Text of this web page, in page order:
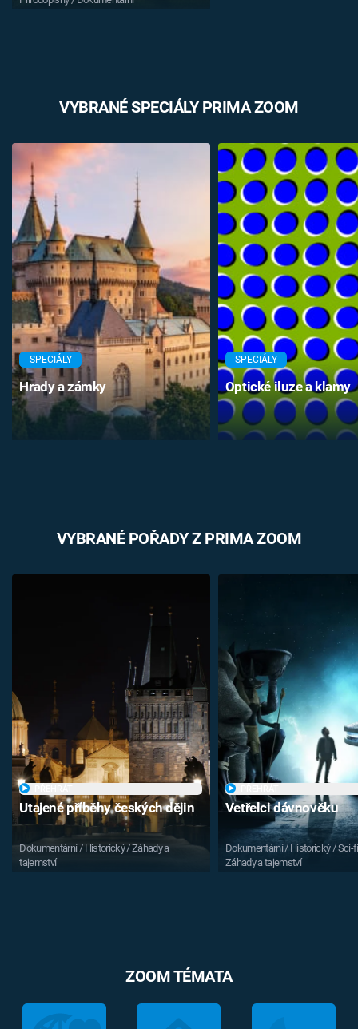
VYBRANÉ SPECIÁLY PRIMA ZOOM
SPECIÁLY
Hrady a zámky
SPECIÁLY
Optické iluze a klamy
VYBRANÉ POŘADY Z PRIMA ZOOM
Utajené příběhy českých dějin
Dokumentární / Historický / Záhady a
tajemství
Vetřelci dávnověku
Dokumentární / Historický / Sci-
Záhady a tajemství
ZOOM TÉMATA